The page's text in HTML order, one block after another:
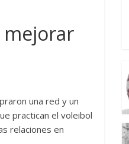
mejorar
una red y un
practican el voleibol
relaciones en